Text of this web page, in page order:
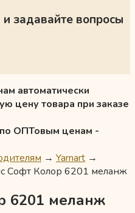
задавайте вопросы
автоматически
цену товара при заказе
по ОПТовым ценам -
→ Yarnart →
Софт Колор 6201 меланж
6201 меланж